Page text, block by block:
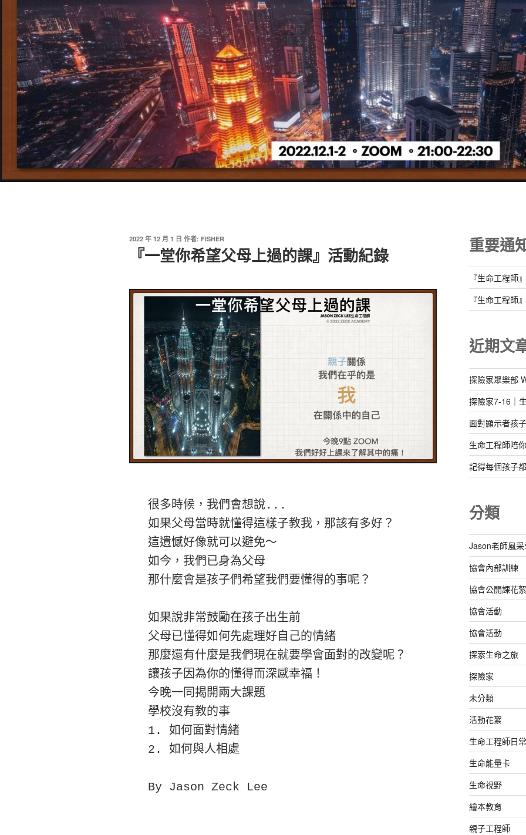
發
2022 年 12 月 1 日 作者: FISHER
『一堂你希望父母上過的課』活動紀錄
很多時候，我們會想說...
如果父母當時就懂得這樣子教我，那該有多好？
這遺憾好像就可以避免～
如今，我們已身為父母
那什麼會是孩子們希望我們要懂得的事呢？
如果說非常鼓勵在孩子出生前
父母已懂得如何先處理好自己的情緒
那麼還有什麼是我們現在就要學會面對的改變呢？
讓孩子因為你的懂得而深感幸福！
今晚一同揭開兩大課題
學校沒有教的事
1. 如何面對情緒
2. 如何與人相處
By Jason Zeck Lee
重要通
『生命工程師
『生命工程師
近期文
探險家聚樂部
探險家7-16｜
面對顯示者孩
生命工程師陪
記得每個孩子
分類
Jason老師風
協會內部訓練
協會公開課花絮
協會活動
協會活動
探索生命之旅
探險家
未分類
活動花絮
生命工程師日常
生命能量卡
生命視野
繪本教育
親子工程師